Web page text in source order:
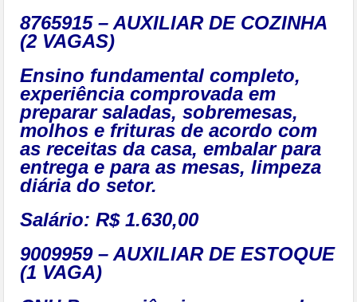
8765915 – AUXILIAR DE COZINHA
(2 VAGAS)
Ensino fundamental completo,
experiência comprovada em
preparar saladas, sobremesas,
molhos e frituras de acordo com
as receitas da casa, embalar para
entrega e para as mesas, limpeza
diária do setor.
Salário: R$ 1.630,00
9009959 – AUXILIAR DE ESTOQUE
(1 VAGA)